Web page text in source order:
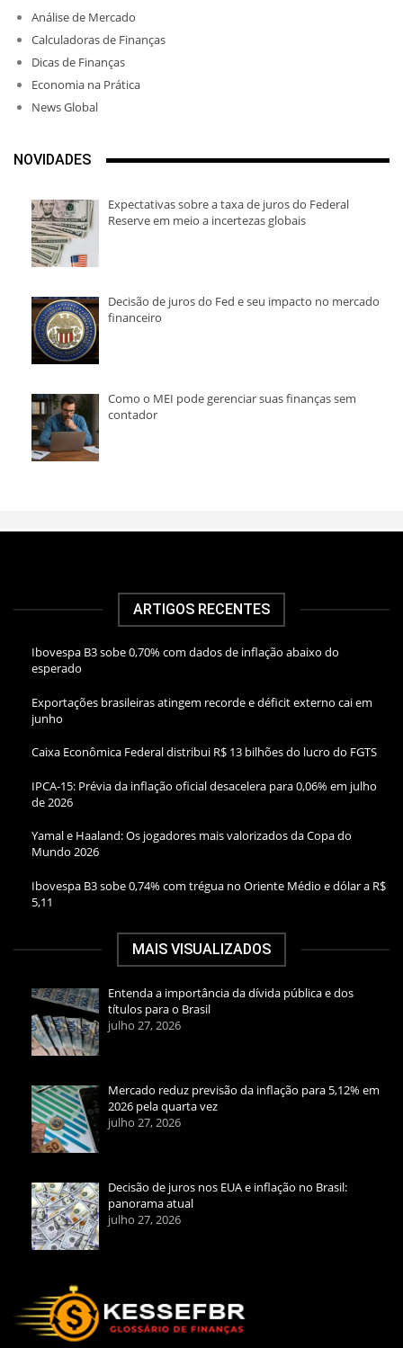
Análise de Mercado
Calculadoras de Finanças
Dicas de Finanças
Economia na Prática
News Global
NOVIDADES
Expectativas sobre a taxa de juros do Federal
Reserve em meio a incertezas globais
Decisão de juros do Fed e seu impacto no mercado
financeiro
Como o MEI pode gerenciar suas finanças sem
contador
ARTIGOS RECENTES
Ibovespa B3 sobe 0,70% com dados de inflação abaixo do
esperado
Exportações brasileiras atingem recorde e déficit externo cai em
junho
Caixa Econômica Federal distribui R$ 13 bilhões do lucro do FGTS
IPCA-15: Prévia da inflação oficial desacelera para 0,06% em julho
de 2026
Yamal e Haaland: Os jogadores mais valorizados da Copa do
Mundo 2026
Ibovespa B3 sobe 0,74% com trégua no Oriente Médio e dólar a R$
5,11
MAIS VISUALIZADOS
Entenda a importância da dívida pública e dos
títulos para o Brasil
julho 27, 2026
Mercado reduz previsão da inflação para 5,12% em
2026 pela quarta vez
julho 27, 2026
Decisão de juros nos EUA e inflação no Brasil:
panorama atual
julho 27, 2026